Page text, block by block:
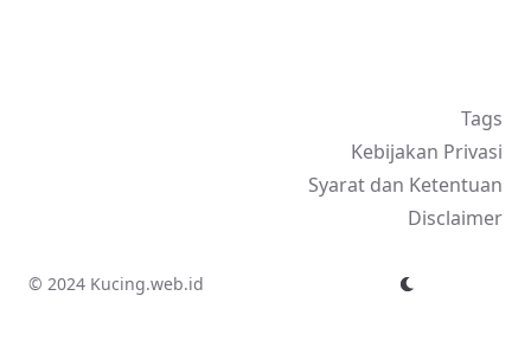
Tags
Kebijakan Privasi
Syarat dan Ketentuan
Disclaimer
© 2024 Kucing.web.id